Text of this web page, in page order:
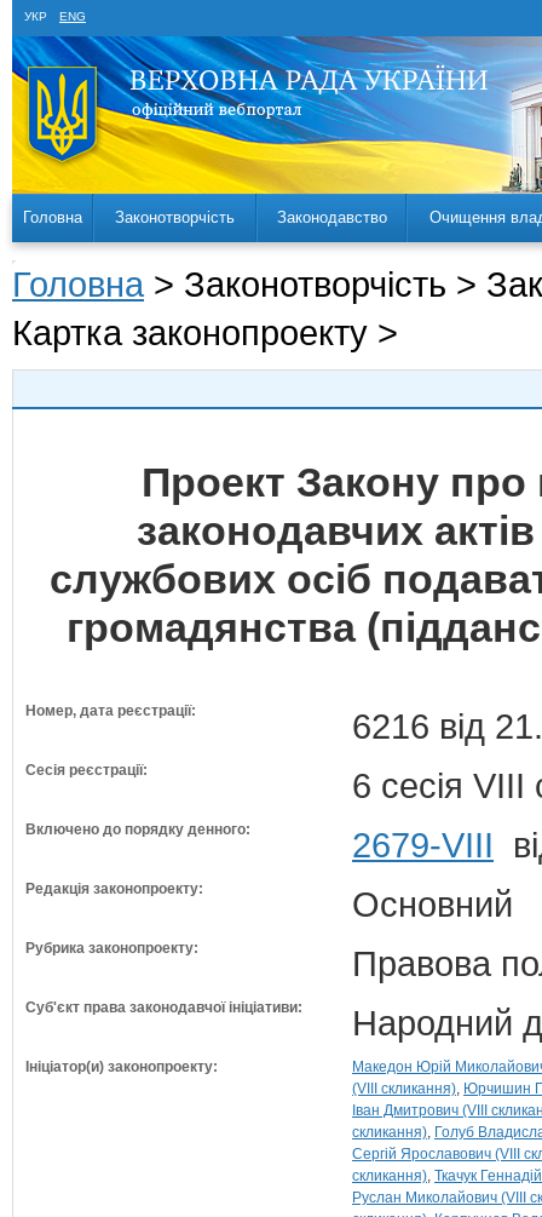
УКР ENG
Головна Законотворчість Законодавство Очищення
Головна > Законотворчість >
Картка законопроекту >
Проект Закону про
законодавчих
службових осіб
громадянства
Номер, дата реєстрації: 6216 від
Сесія реєстрації: 6 сесія VIII
Включено до порядку денного: 2679-VIII
Редакція законопроекту: Основний
Рубрика законопроекту: Правова
Суб'єкт права законодавчої ініціативи: Народний
Ініціатор(и) законопроекту:
Македон Юрій
(VIII скликання) Юрчишин
Іван Дмитрович (VIII
скликання) Голуб
Сергій Ярославович (VIII
скликання) Ткачук
Руслан Миколайович (VIII